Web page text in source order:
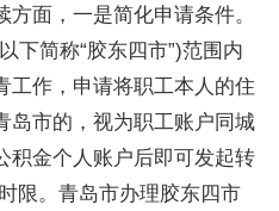
面，一是简化申请条件。
下简称“胶东四市”)范围内
工作，申请将职工本人的住
岛市的，视为职工账户同城
积金个人账户后即可发起转
限。青岛市办理胶东四市